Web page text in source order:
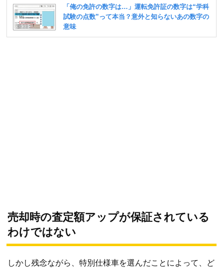
売却時の査定額アップが保証されている
わけではない
しかし残念ながら、特別仕様車を選んだことによって、ど